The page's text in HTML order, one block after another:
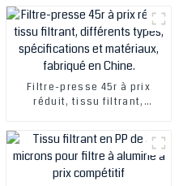
Filtre-presse 45r à prix
réduit, tissu filtrant,
spécifications et
matériaux, fabriqué en
Chine.